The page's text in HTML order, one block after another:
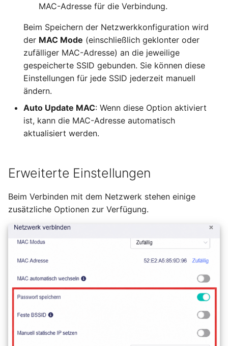
MAC-Adresse für die Verbindung.
Beim Speichern der Netzwerkkonfiguration wird
der MAC Mode (einschließlich geklonter oder
zufälliger MAC-Adresse) an die jeweilige
gespeicherte SSID gebunden. Sie können diese
Einstellungen für jede SSID jederzeit manuell
ändern.
Auto Update MAC: Wenn diese Option aktiviert
ist, kann die MAC-Adresse automatisch
aktualisiert werden.
Erweiterte Einstellungen
Beim Verbinden mit dem Netzwerk stehen einige
zusätzliche Optionen zur Verfügung.